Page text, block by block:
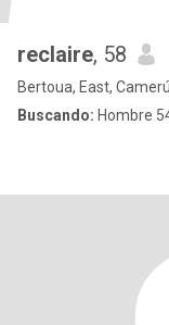
reclaire, 58
Bertoua, East,
Buscando: Hombre